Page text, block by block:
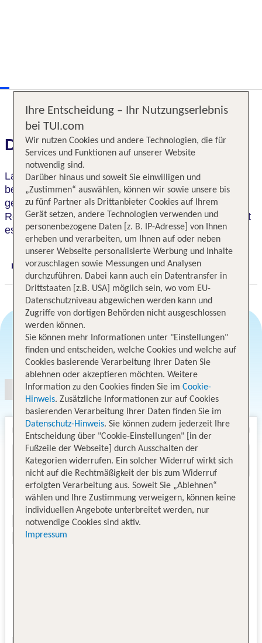
Das erwartet Sie
Lassen Sie sich vom zauberhaften Ambiente
begeistern, z.B. in derKamin-Lounge-Barund
genießen Sie einmaligeGaumenfreundenim
Restaurant des Hauses. Wunderbar entspannen läßt
es sich imBavaria Spa.
Digitaler und telefonischer 24/7 TUI Service
Angebotsauswahl
Ihre Entscheidung – Ihr Nutzungserlebnis
bei TUI.com
Wir nutzen Cookies und andere Technologien, die für
Services und Funktionen auf unserer Website
notwendig sind.
Darüber hinaus und soweit Sie einwilligen und
„Zustimmen“ auswählen, können wir sowie unsere bis
zu fünf Partner als Drittanbieter Cookies auf Ihrem
Gerät setzen, andere Technologien verwenden und
personenbezogene Daten [z. B. IP-Adresse] von Ihnen
erheben und verarbeiten, um Ihnen auf oder neben
unserer Webseite personalisierte Werbung und Inhalte
vorzuschlagen sowie Messungen und Analysen
durchzuführen. Dabei kann auch ein Datentransfer in
Drittstaaten [z.B. USA] möglich sein, wo vom EU-
Datenschutzniveau abgewichen werden kann und
Zugriffe von dortigen Behörden nicht ausgeschlossen
werden können.
Sie können mehr Informationen unter "Einstellungen"
finden und entscheiden, welche Cookies und welche auf
Cookies basierende Verarbeitung Ihrer Daten Sie
ablehnen oder akzeptieren möchten. Weitere
Information zu den Cookies finden Sie im Cookie-
Hinweis. Zusätzliche Informationen zur auf Cookies
basierenden Verarbeitung Ihrer Daten finden Sie im
Datenschutz-Hinweis. Sie können zudem jederzeit Ihre
Entscheidung über "Cookie-Einstellungen" [in der
Fußzeile der Webseite] durch Ausschalten der
Kategorien widerrufen. Ein solcher Widerruf wirkt sich
nicht auf die Rechtmäßigkeit der bis zum Widerruf
erfolgten Verarbeitung aus. Soweit Sie „Ablehnen“
wählen und Ihre Zustimmung verweigern, können keine
individuellen Angebote unterbreitet werden, nur
notwendige Cookies sind aktiv.
Impressum